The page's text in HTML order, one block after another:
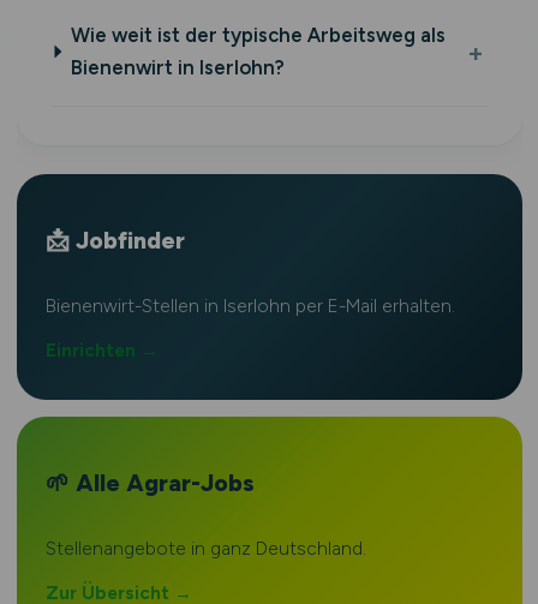
Wie weit ist der typische Arbeitsweg als
Bienenwirt in Iserlohn?
📩 Jobfinder
Bienenwirt-Stellen in Iserlohn per E-Mail erhalten.
Einrichten →
🌱 Alle Agrar-Jobs
Stellenangebote in ganz Deutschland.
Zur Übersicht →